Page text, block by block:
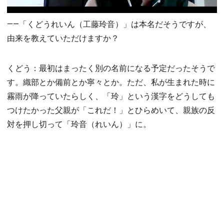
――「くどうれいん（工藤玲音）」は本名だそうですが、
由来を教えていただけますか？
くどう：最初はまったく別の名前になる予定だったそうで
す。織部とか備前とか寧々とか。ただ、私が生まれた時に
霧雨が降っていたらしく、「玲」という漢字をどうしても
つけたかった父親が「これだ！」とひらめいて、親族の反
対を押し切って「玲音（れいん）」に。